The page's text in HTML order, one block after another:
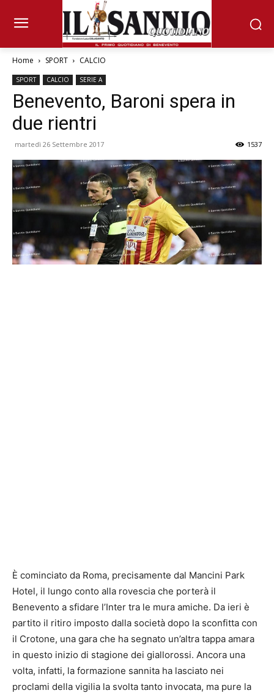
Home SPORT CALCIO
SPORT CALCIO SERIE A
Benevento, Baroni spera in
due rientri
martedì 26 Settembre 2017 1537
È cominciato da Roma, precisamente dal Mancini Park
Hotel, il lungo conto alla rovescia che porterà il
Benevento a sfidare l’Inter tra le mura amiche. Da ieri è
partito il ritiro imposto dalla società dopo la sconfitta con
il Crotone, una gara che ha segnato un’altra tappa amara
in questo inizio di stagione dei giallorossi. Ancora una
volta, infatti, la formazione sannita ha lasciato nei
proclami della vigilia la svolta tanto invocata, ma pure la